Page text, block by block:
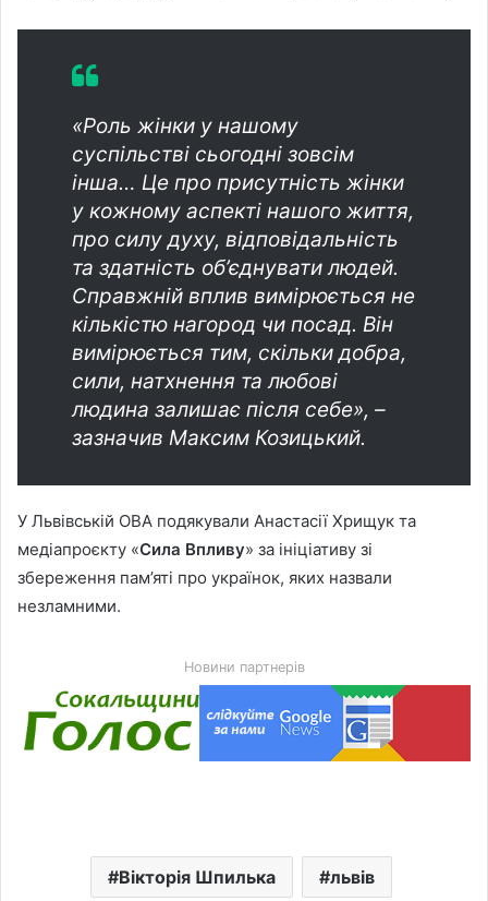
«Роль жінки у нашому
суспільстві сьогодні зовсім
інша… Це про присутність жінки
у кожному аспекті нашого життя,
про силу духу, відповідальність
та здатність об’єднувати людей.
Справжній вплив вимірюється не
кількістю нагород чи посад. Він
вимірюється тим, скільки добра,
сили, натхнення та любові
людина залишає після себе», –
зазначив Максим Козицький.
У Львівській ОВА подякували Анастасії Хрищук та
медіапроєкту «Сила Впливу» за ініціативу зі
збереження пам’яті про українок, яких назвали
незламними.
Новини партнерів
Вікторія Шпилька львів